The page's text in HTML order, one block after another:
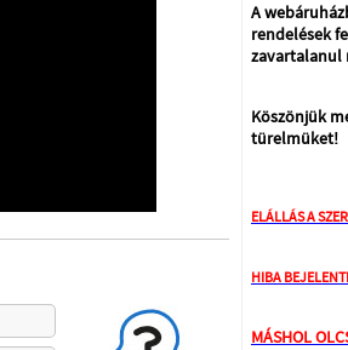
A
rendelések
zavartalanul
Köszönjük
türelmüket!
ELÁLLÁS A
HIBA
MÁSHOL